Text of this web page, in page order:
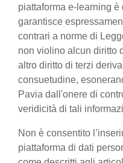
piattaforma e-learning
garantisce
contrari a norme di
non violino alcun diritto
altro diritto di terzi
consuetudine,
Pavia dall'onere di
veridicità di tali
Non è consentito
piattaforma di dati